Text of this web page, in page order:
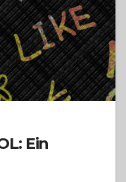
Ein